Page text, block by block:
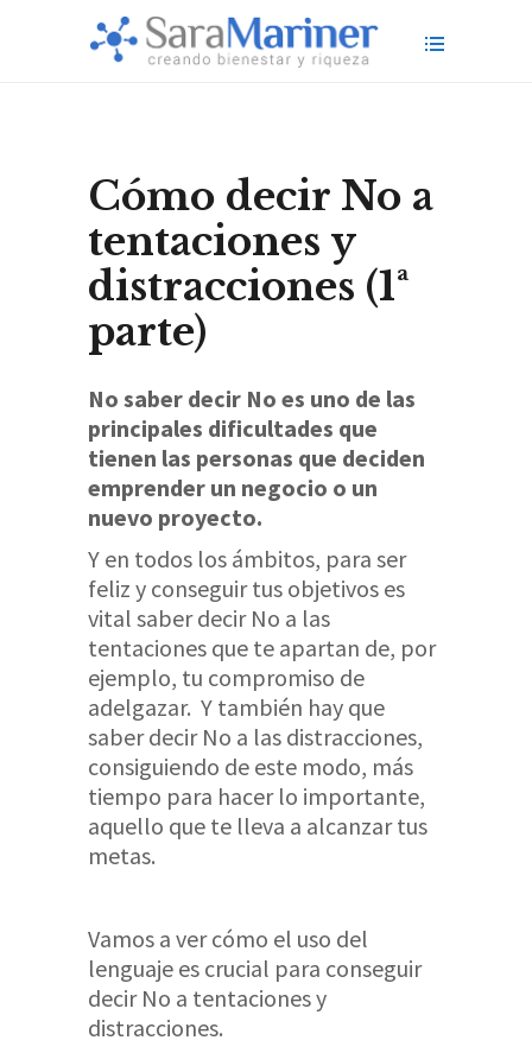
Cómo decir No a
tentaciones y
distracciones (1ª
parte)
No saber decir No es uno de las
principales dificultades que
tienen las personas que deciden
emprender un negocio o un
nuevo proyecto.
Y en todos los ámbitos, para ser
feliz y conseguir tus objetivos es
vital saber decir No a las
tentaciones que te apartan de, por
ejemplo, tu compromiso de
adelgazar. Y también hay que
saber decir No a las distracciones,
consiguiendo de este modo, más
tiempo para hacer lo importante,
aquello que te lleva a alcanzar tus
metas.
Vamos a ver cómo el uso del
lenguaje es crucial para conseguir
decir No a tentaciones y
distracciones.